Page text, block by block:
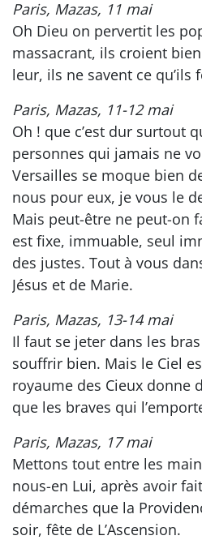
Paris, Mazas, 11 mai
Oh Dieu on pervertit les
massacrant, ils croient
leur, ils ne savent ce qu’ils
Paris, Mazas, 11-12 mai
Oh ! que c’est dur surtout
personnes qui jamais ne
Versailles se moque bien
nous pour eux, je vous le
Mais peut-être ne peut-on
est fixe, immuable, seul
des justes. Tout à vous
Jésus et de Marie.
Paris, Mazas, 13-14 mai
Il faut se jeter dans les
souffrir bien. Mais le Ciel
royaume des Cieux donne
que les braves qui
Paris, Mazas, 17 mai
Mettons tout entre les
nous-en Lui, après avoir
démarches que la
soir, fête de L’Ascension.